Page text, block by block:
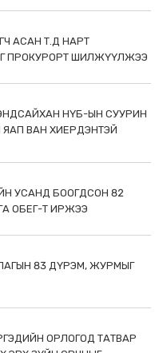
АСАН Т.Д НАРТ
ПРОКУРОРТ ШИЛЖҮҮЛЖЭЭ
НҮБ-ЫН СУУРИН
ВАН ХИЕРДЭНТЭЙ
УСАНД БООГДСОН 82
ОБЕГ-Т ИРЖЭЭ
83 ДҮРЭМ, ЖУРМЫГ
ОРЛОГОД ТАТВАР